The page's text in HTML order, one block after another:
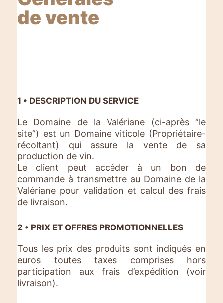
de vente
1 • DESCRIPTION DU SERVICE
Le Domaine de la Valériane (ci-après “le
site”) est un Domaine viticole (Propriétaire-
récoltant) qui assure la vente de sa
production de vin.
Le client peut accéder à un bon de
commande à transmettre au Domaine de la
Valériane pour validation et calcul des frais
de livraison.
2 • PRIX ET OFFRES PROMOTIONNELLES
Tous les prix des produits sont indiqués en
euros toutes taxes comprises hors
participation aux frais d’expédition (voir
livraison).